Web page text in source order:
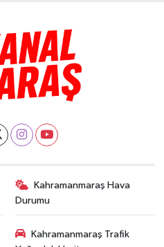
Kahramanmaraş Hava
Durumu
Kahramanmaraş Trafik